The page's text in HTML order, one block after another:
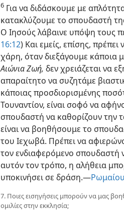
6 Για να διδάσκουμε με
κατακλύζουμε το σπουδαστή
Ο Ιησούς λάβαινε υπόψη τους
16:12) Και εμείς, επίσης,
χάρη, όταν διεξάγουμε κάποια
Αιώνια Ζωή, δεν χρειάζεται να
απαραίτητο να συζητάμε
κάποιας προσδιορισμένης
Τουναντίον, είναι σοφό να
σπουδαστή να καθορίζουν την
είναι να βοηθήσουμε το
του Ιεχωβά. Πρέπει να
τον ενδιαφερόμενο σπουδαστή
αυτόν τον τρόπο, η αλήθεια
υποκινήσει σε δράση.​—
7. Ποιες εισηγήσεις μπορούν να μας
ομιλίες στην εκκλησία;